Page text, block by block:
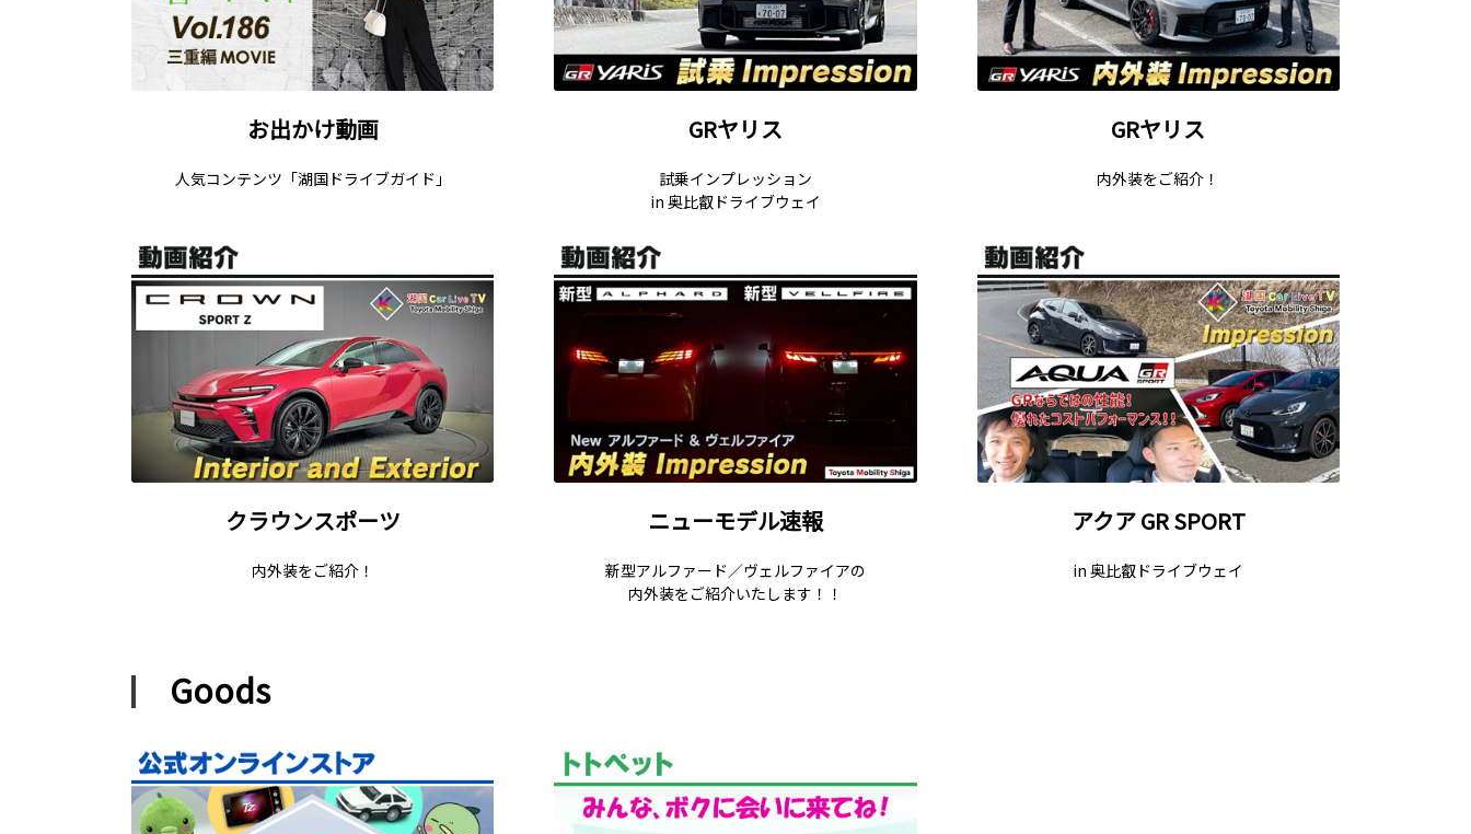
お出かけ動画
人気コンテンツ「湖国ドライブガイド」
GRヤリス
試乗インプレッション
in 奥比叡ドライブウェイ
GRヤリス
内外装をご紹介！
クラウンスポーツ
内外装をご紹介！
ニューモデル速報
新型アルファード／ヴェルファイアの
内外装をご紹介いたします！！
アクア GR SPORT
in 奥比叡ドライブウェイ
Goods